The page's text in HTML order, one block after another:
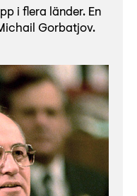
i flera länder. En
Gorbatjov.